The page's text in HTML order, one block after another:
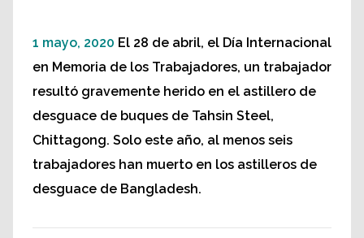
1 mayo, 2020 El 28 de abril, el Día Internacional
en Memoria de los Trabajadores, un trabajador
resultó gravemente herido en el astillero de
desguace de buques de Tahsin Steel,
Chittagong. Solo este año, al menos seis
trabajadores han muerto en los astilleros de
desguace de Bangladesh.